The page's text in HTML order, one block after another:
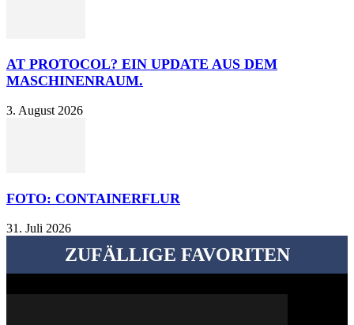
AT PROTOCOL? EIN UPDATE AUS DEM
MASCHINENRAUM.
3. August 2026
FOTO: CONTAINERFLUR
31. Juli 2026
ZUFÄLLIGE FAVORITEN